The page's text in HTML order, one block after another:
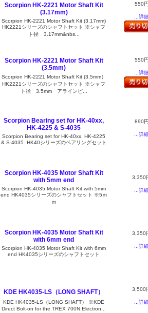
Scorpion HK-2221 Motor Shaft Kit
(3.17mm)
Scorpion HK-2221 Motor Shaft Kit (3.17mm)
HK2221シリーズのシャフトセット ※シャフ
ト径 3.17mm&nbs...
550
...詳
Scorpion HK-2221 Motor Shaft Kit
(3.5mm)
Scorpion HK-2221 Motor Shaft Kit (3.5mm）
HK2221シリーズのシャフトセット ※シャフ
ト径 3.5mm アラインピ...
550
...詳
Scorpion Bearing set for HK-40xx,
HK-4225 & S-4035
Scorpion Bearing set for HK-40xx, HK-4225
& S-4035 HK40シリーズのベアリングセット
890
...詳
Scorpion HK-4035 Motor Shaft Kit
with 5mm end
Scorpion HK-4035 Motor Shaft Kit with 5mm
end HK4035シリーズのシャフトセット ※5ｍ
ｍ
3,350
...詳
Scorpion HK-4035 Motor Shaft Kit
with 6mm end
Scorpion HK-4035 Motor Shaft Kit with 6mm
end HK4035シリーズのシャフトセット
3,350
...詳
KDE HK4035-LS（LONG SHAFT）
KDE HK4035-LS（LONG SHAFT） ※KDE
Direct Bolt-on for the TREX 700N Electron...
3,500
...詳